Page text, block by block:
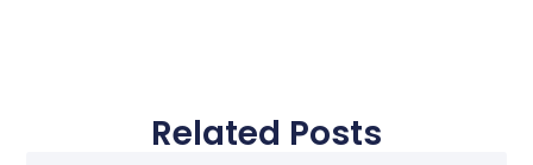
Related Posts